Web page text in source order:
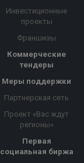
Инвестиционные
проекты
Франшизы
Коммерческие
тендеры
Меры поддержки
Партнерская сеть
Проект «Вас ждут
регионы»
Первая
социальная биржа